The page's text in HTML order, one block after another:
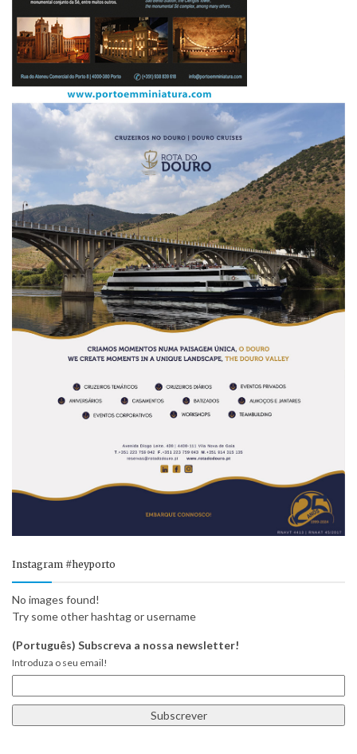
Instagram #heyporto
No images found!
Try some other hashtag or username
(Português) Subscreva a nossa newsletter!
Introduza o seu email!